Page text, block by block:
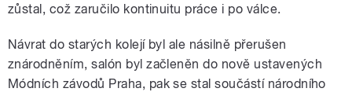
zůstal, což zaručilo kontinuitu práce i po válce.
Návrat do starých kolejí byl ale násilně přerušen
znárodněním, salón byl začleněn do nově ustavených
Módních závodů Praha, pak se stal součástí národního